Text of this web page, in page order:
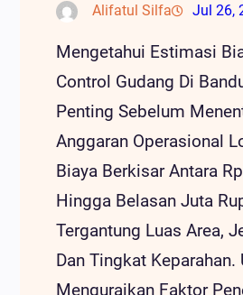
Alifatul Silfa Jul 26,
Mengetahui Estimasi
Control Gudang Di
Penting Sebelum
Anggaran Operasional
Biaya Berkisar Antara
Hingga Belasan Juta
Tergantung Luas Area,
Dan Tingkat Keparahan.
Menguraikan Faktor